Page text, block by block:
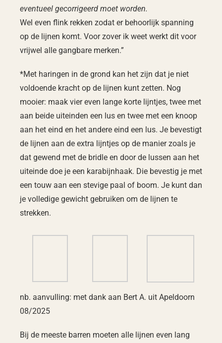
eventueel gecorrigeerd moet worden.
Wel even flink rekken zodat er behoorlijk spanning
op de lijnen komt. Voor zover ik weet werkt dit voor
vrijwel alle gangbare merken.”
*Met haringen in de grond kan het zijn dat je niet
voldoende kracht op de lijnen kunt zetten. Nog
mooier: maak vier even lange korte lijntjes, twee met
aan beide uiteinden een lus en twee met een knoop
aan het eind en het andere eind een lus. Je bevestigt
de lijnen aan de extra lijntjes op de manier zoals je
dat gewend met de bridle en door de lussen aan het
uiteinde doe je een karabijnhaak. Die bevestig je met
een touw aan een stevige paal of boom. Je kunt dan
je volledige gewicht gebruiken om de lijnen te
strekken.
nb. aanvulling: met dank aan Bert A. uit Apeldoorn
08/2025
Bij de meeste barren moeten alle lijnen even lang